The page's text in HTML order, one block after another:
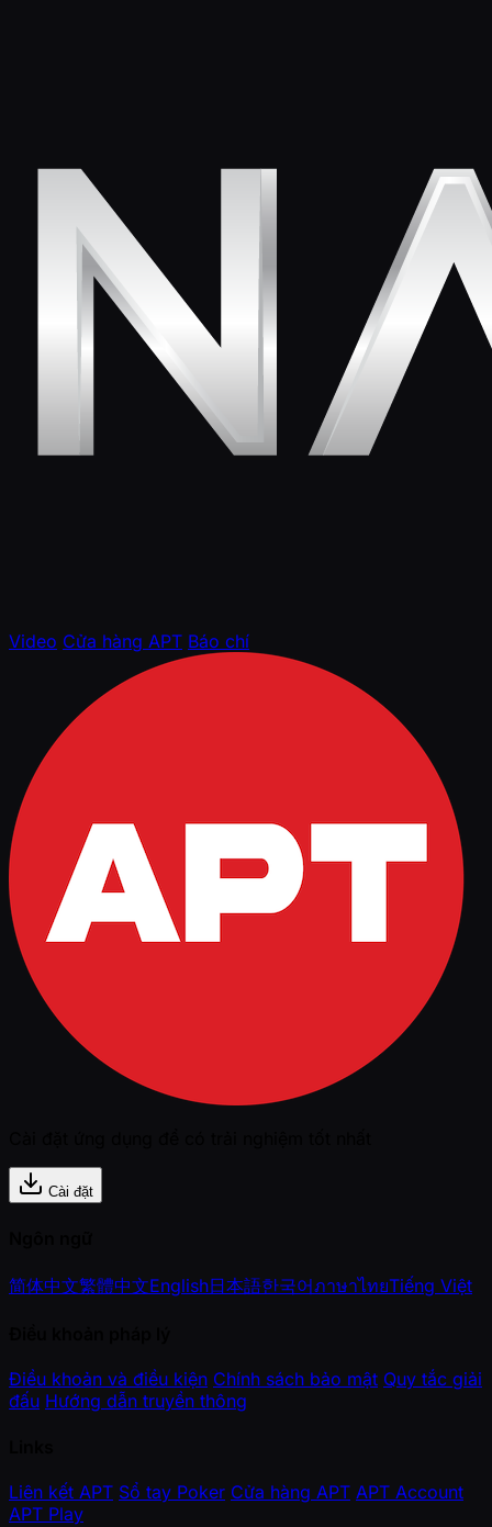
Video Cửa hàng APT Báo chí
Cài đặt
简体中文繁體中文English日本語한국어ภาษาไทยTiếng Việt
Điều khoản và điều kiện Chính sách bảo mật Quy tắc giải
đấu Hướng dẫn truyền thông
Liên kết APT Sổ tay Poker Cửa hàng APT APT Account
APT Play